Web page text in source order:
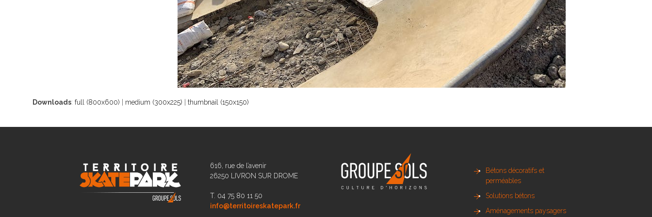
Downloads:full (800x600) medium (300x225) |thumbnail (150x150)
616, rue de l’avenir
26250 LIVRON SUR DROME
T. 04 75 80 11 50
info@territoireskatepark.fr
Bétons décoratifs et
perméables
Solutions bétons
Aménagements paysagers